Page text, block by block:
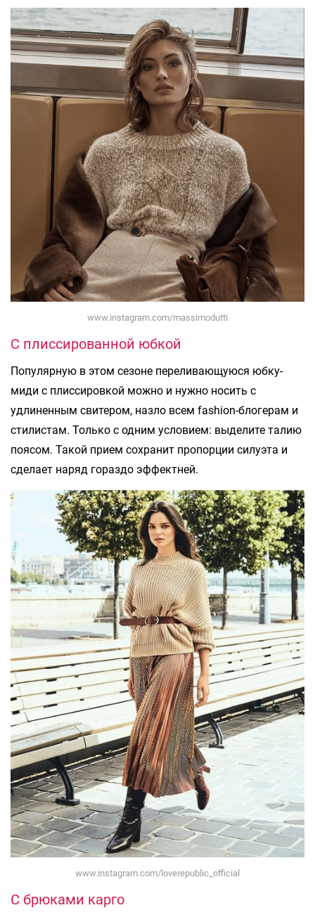
www.instagram.com/massimodutti
С плиссированной юбкой
Популярную в этом сезоне переливающуюся юбку-
миди с плиссировкой можно и нужно носить с
удлиненным свитером, назло всем fashion-блогерам и
стилистам. Только с одним условием: выделите талию
поясом. Такой прием сохранит пропорции силуэта и
сделает наряд гораздо эффектней.
www.instagram.com/loverepublic_official
С брюками карго